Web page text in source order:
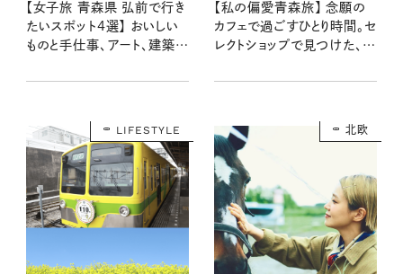
【女子旅 青森県 弘前で行き
たいスポット4選】 おいしい
ものと手仕事、アート、建築を
【私の偏愛青森旅】 念願の
カフェで過ごすひとり時間。セ
レクトショップで見つけた、新
LIFESTYLE 北欧